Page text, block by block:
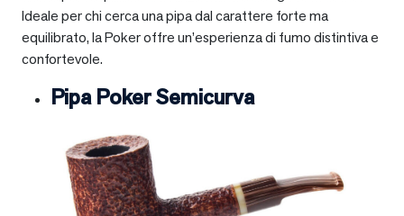
Ideale per chi cerca una pipa dal carattere forte ma
equilibrato, la Poker offre un’esperienza di fumo distintiva e
confortevole.
Pipa Poker Semicurva